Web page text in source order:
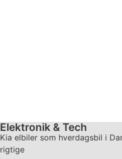
Elektronik & Tech
Kia elbiler som hverdagsbil i
rigtige